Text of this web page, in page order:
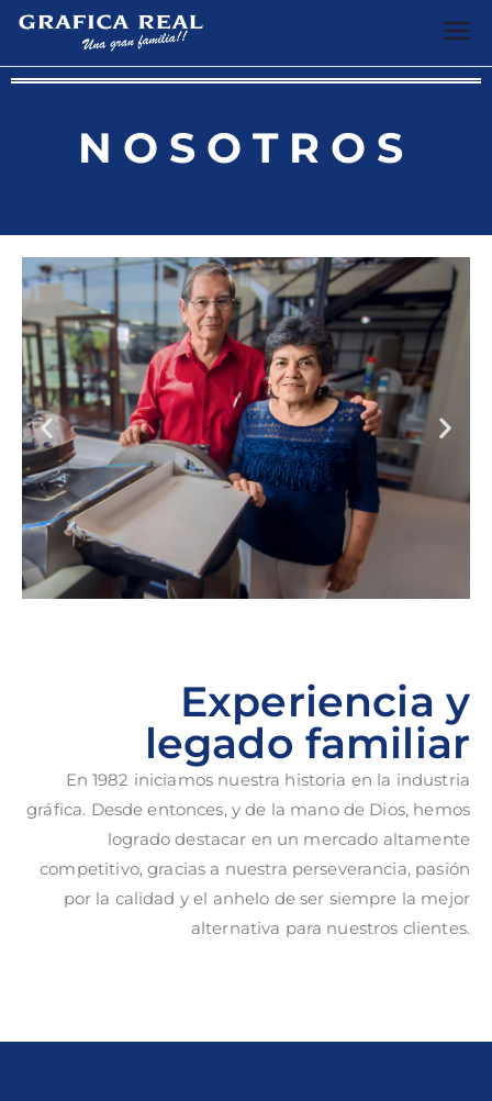
Web
GRAFICA
impresiones
NOSOTROS
Experiencia y
legado familiar
En 1982 iniciamos nuestra historia en la industria
gráfica. Desde entonces, y de la mano de Dios, hemos
logrado destacar en un mercado altamente
competitivo, gracias a nuestra perseverancia, pasión
por la calidad y el anhelo de ser siempre la mejor
alternativa para nuestros clientes.